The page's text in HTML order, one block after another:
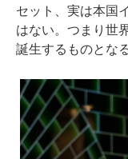
セット、実は本国
はない。つまり世
誕生するものとなる